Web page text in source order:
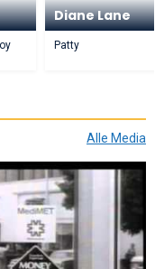
Diane Lane
Patty
Alle Media